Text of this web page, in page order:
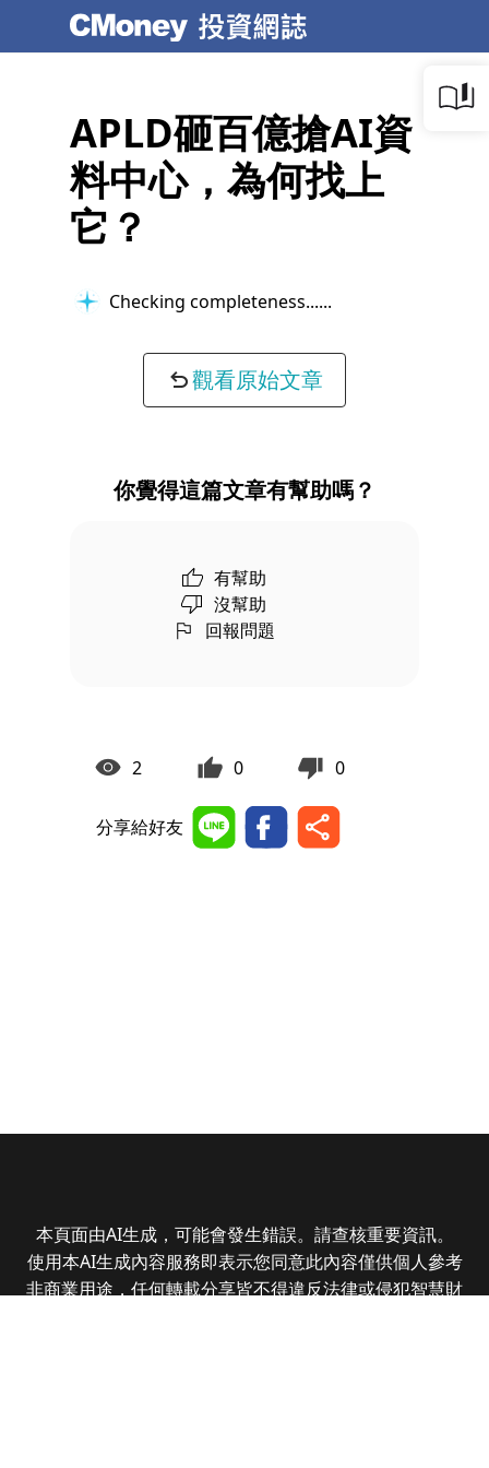
APLD砸百億搶AI資
料中心，為何找上
它？
Checking completeness...
觀看原始文章
你覺得這篇文章有幫助嗎？
有幫助
沒幫助
回報問題
2 0 0
分享給好友
本頁面由AI生成，可能會發生錯誤。請查核重要資訊。
使用本AI生成內容服務即表示您同意此內容僅供個人參考
非商業用途，任何轉載分享皆不得違反法律或侵犯智慧財